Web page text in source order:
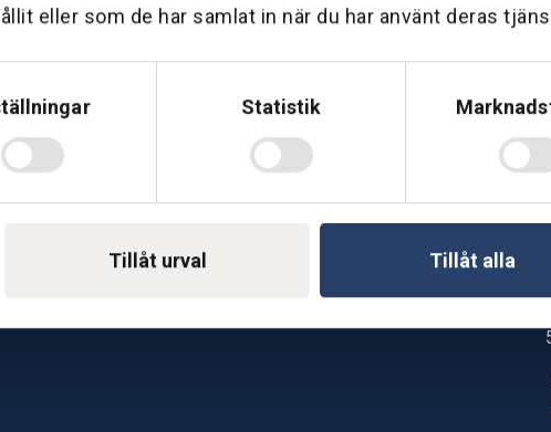
eller som de har samlat in när du har använt deras
Statistik
Tillåt urval Tillåt alla
Telefon: 0500-414 130
E-mail: support@soderstroms.nu
Gå till vår företagssupport